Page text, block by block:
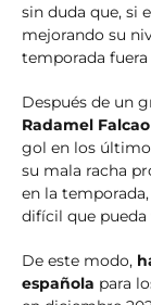
sin duda que, si
mejorando su
temporada fuera
Después de un
Radamel Falcao
gol en los
su mala racha
en la
difícil que
De este modo,
española para